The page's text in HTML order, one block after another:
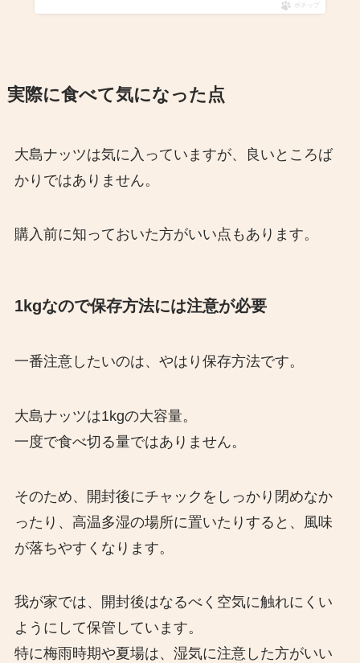
ポチップ
実際に食べて気になった点
大島ナッツは気に入っていますが、良いところば
かりではありません。
購入前に知っておいた方がいい点もあります。
1kgなので保存方法には注意が必要
一番注意したいのは、やはり保存方法です。
大島ナッツは1kgの大容量。
一度で食べ切る量ではありません。
そのため、開封後にチャックをしっかり閉めなか
ったり、高温多湿の場所に置いたりすると、風味
が落ちやすくなります。
我が家では、開封後はなるべく空気に触れにくい
ようにして保管しています。
特に梅雨時期や夏場は、湿気に注意した方がいい